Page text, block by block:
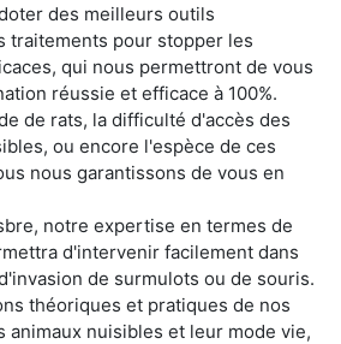
des meilleurs outils
traitements pour stopper les
qui nous permettront de vous
réussie et efficace à 100%.
de rats, la difficulté d'accès des
ou encore l'espèce de ces
nous garantissons de vous en
notre expertise en termes de
d'intervenir facilement dans
de surmulots ou de souris.
théoriques et pratiques de nos
animaux nuisibles et leur mode vie,